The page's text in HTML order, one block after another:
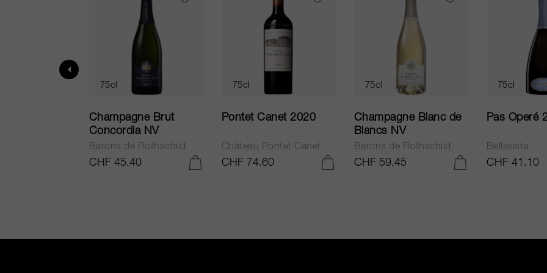
75cl
Champagne Brut
Concordia NV
Barons de Rothschild
CHF 45.40
75cl
Pontet Canet 2020
Château Pontet Canet
CHF 74.60
75cl
Champagne Blanc de
Blancs NV
Barons de Rothschild
CHF 59.45
75cl
Pas Operé
Bellavista
CHF 41.10